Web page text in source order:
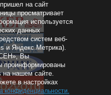
на сайт
просматривает
используется
данных
систем веб-
и Яндекс.Метрика).
Вы
проинформированы
на нашем сайте.
в настройках
конфиденциальности.